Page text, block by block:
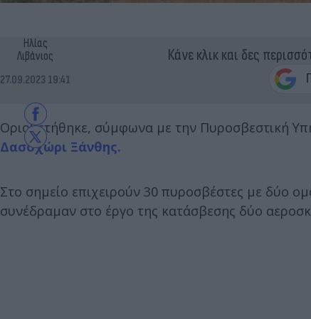
Ηλίας
Λιβάνιος
27.09.2023 19:41
Κάνε κλικ και δες
Οριοθετήθηκε, σύμφωνα με την Πυροσβεστική
Δασοχώρι Ξάνθης.
Στο σημείο επιχειρούν 30 πυροσβέστες με δύο
συνέδραμαν στο έργο της κατάσβεσης δύο